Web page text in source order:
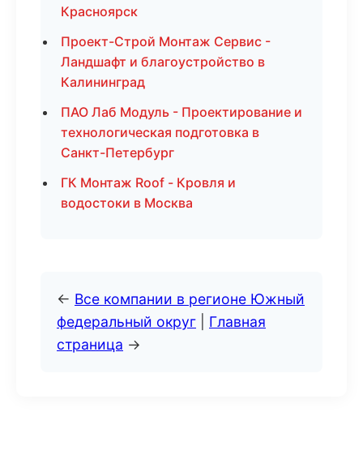
Красноярск
Проект-Строй Монтаж Сервис -
Ландшафт и благоустройство в
Калининград
ПАО Лаб Модуль - Проектирование и
технологическая подготовка в
Санкт-Петербург
ГК Монтаж Roof - Кровля и
водостоки в Москва
← Все компании в регионе Южный
федеральный округ
Главная
страница →